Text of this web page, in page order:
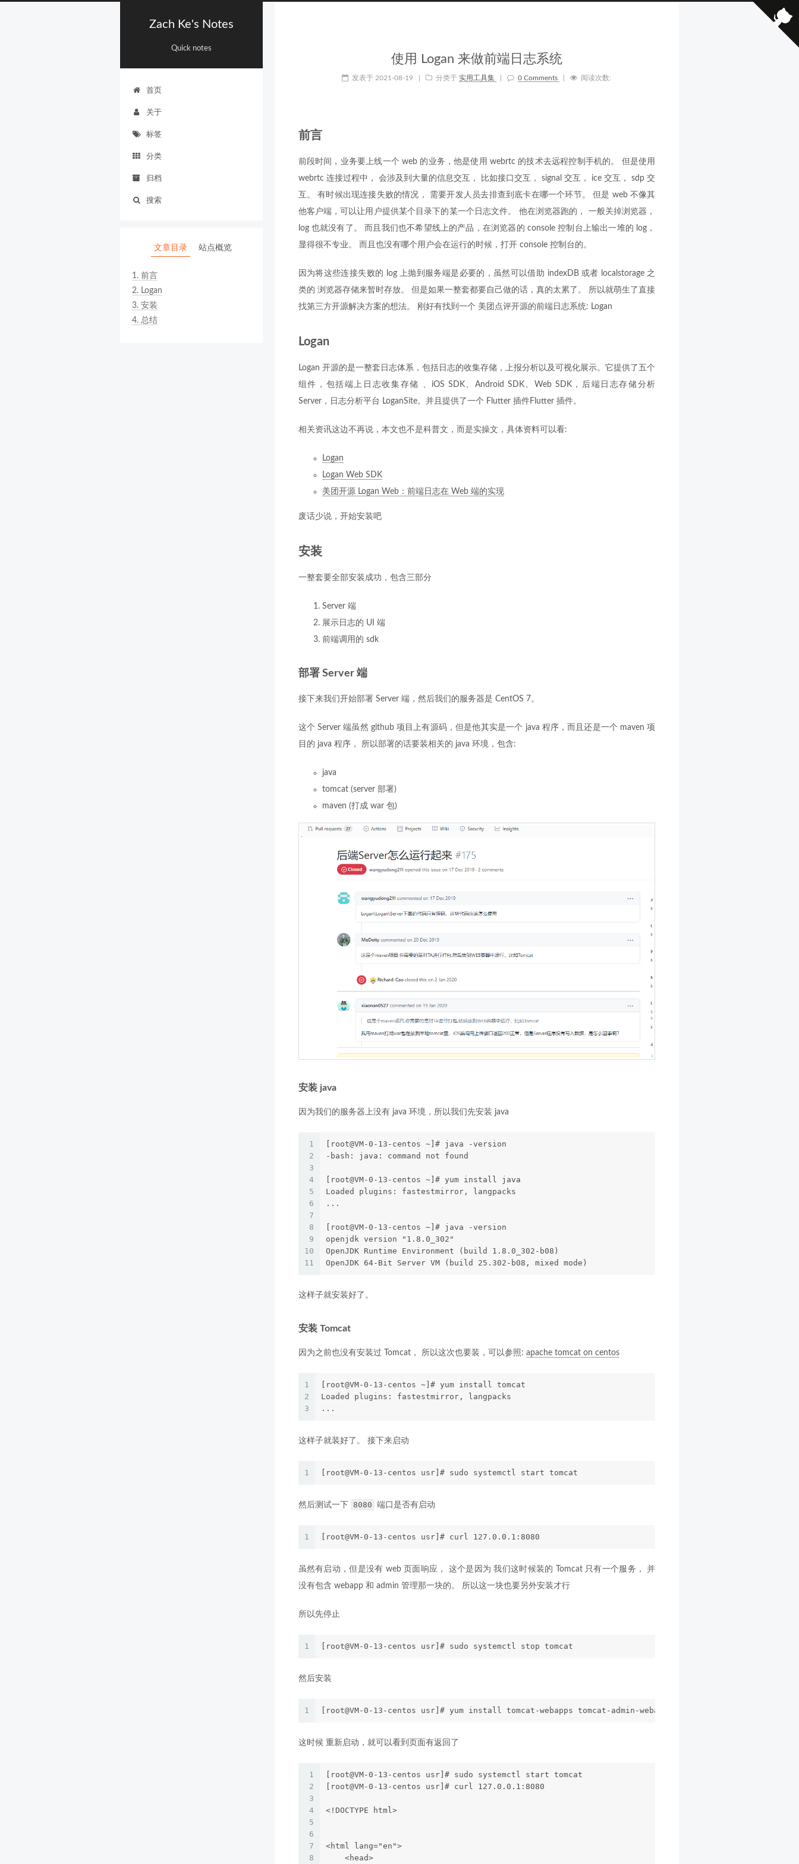
Zach Ke's Notes
Quick notes
首页
关于
标签
分类
归档
搜索
使用 Logan 来做前端日志系统
发表于 2021-08-19 分类于 实用工具集 0 Comments 阅读次数:
前言
前段时间，业务要上线一个 web 的业务，他是使用 webrtc 的技术去远程控制手机的。 但是使用
webrtc 连接过程中， 会涉及到大量的信息交互， 比如接口交互， signal 交互， ice 交互， sdp 交
互。 有时候出现连接失败的情况， 需要开发人员去排查到底卡在哪一个环节。 但是 web 不像其
他客户端，可以让用户提供某个目录下的某一个日志文件。 他在浏览器跑的， 一般关掉浏览器，
log 也就没有了。 而且我们也不希望线上的产品，在浏览器的 console 控制台上输出一堆的 log，
显得很不专业。 而且也没有哪个用户会在运行的时候，打开 console 控制台的。
因为将这些连接失败的 log 上抛到服务端是必要的，虽然可以借助 indexDB 或者 localstorage 之
类的 浏览器存储来暂时存放。 但是如果一整套都要自己做的话，真的太累了。 所以就萌生了直接
找第三方开源解决方案的想法。 刚好有找到一个 美团点评开源的前端日志系统: Logan
Logan
Logan 开源的是一整套日志体系，包括日志的收集存储，上报分析以及可视化展示。它提供了五个
组件，包括端上日志收集存储 、iOS SDK、Android SDK、Web SDK，后端日志存储分析
Server，日志分析平台 LoganSite。并且提供了一个 Flutter 插件Flutter 插件。
相关资讯这边不再说，本文也不是科普文，而是实操文，具体资料可以看:
Logan
Logan Web SDK
美团开源 Logan Web：前端日志在 Web 端的实现
废话少说，开始安装吧
安装
一整套要全部安装成功，包含三部分
Server 端
展示日志的 UI 端
前端调用的 sdk
部署 Server 端
接下来我们开始部署 Server 端，然后我们的服务器是 CentOS 7。
这个 Server 端虽然 github 项目上有源码，但是他其实是一个 java 程序，而且还是一个 maven 项
目的 java 程序， 所以部署的话要装相关的 java 环境，包含:
java
tomcat (server 部署)
maven (打成 war 包)
安装 java
因为我们的服务器上没有 java 环境，所以我们先安装 java
1
2
3
4
5
6
7
8
9
10
11
[root@VM-0-13-centos ~]# java -version
-bash: java: command not found
[root@VM-0-13-centos ~]# yum install java
Loaded plugins: fastestmirror, langpacks
...
[root@VM-0-13-centos ~]# java -version
openjdk version "1.8.0_302"
OpenJDK Runtime Environment (build 1.8.0_302-b08)
OpenJDK 64-Bit Server VM (build 25.302-b08, mixed mode)
这样子就安装好了。
安装 Tomcat
因为之前也没有安装过 Tomcat， 所以这次也要装，可以参照: apache tomcat on centos
1
2
3
[root@VM-0-13-centos ~]# yum install tomcat
Loaded plugins: fastestmirror, langpacks
...
这样子就装好了。 接下来启动
1 [root@VM-0-13-centos usr]# sudo systemctl start tomcat
然后测试一下 8080 端口是否有启动
1 [root@VM-0-13-centos usr]# curl 127.0.0.1:8080
虽然有启动，但是没有 web 页面响应， 这个是因为 我们这时候装的 Tomcat 只有一个服务， 并
没有包含 webapp 和 admin 管理那一块的。 所以这一块也要另外安装才行
所以先停止
1 [root@VM-0-13-centos usr]# sudo systemctl stop tomcat
然后安装
1 [root@VM-0-13-centos usr]# yum install tomcat-webapps tomcat-admin-webapps tomcat-docs-webapp
这时候 重新启动，就可以看到页面有返回了
1
2
3
4
5
6
7
8
[root@VM-0-13-centos usr]# sudo systemctl start tomcat
[root@VM-0-13-centos usr]# curl 127.0.0.1:8080
<!DOCTYPE html>
<html lang="en">
    <head>
文章目录 站点概览
1. 前言
2. Logan
3. 安装
4. 总结